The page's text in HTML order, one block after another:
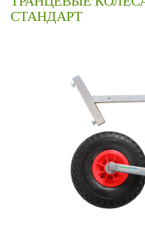
СТАНДАРТ